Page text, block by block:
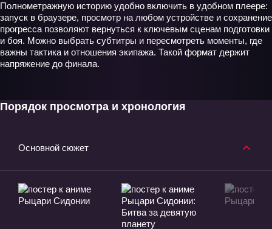
Полнометражную историю удобно включить в удобном плеере:
запуск в браузере, просмотр на любом устройстве и сохранение
прогресса позволяют вернуться к ключевым сценам подготовки
и боя. Можно выбрать субтитры и пересмотреть моменты, где
важны тактика и отношения экипажа. Такой формат держит
напряжение до финала.
Порядок просмотра и хронология
Основной сюжет